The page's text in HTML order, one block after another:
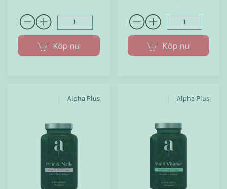
Köp nu Köp nu
Alpha Plus Alpha Plus